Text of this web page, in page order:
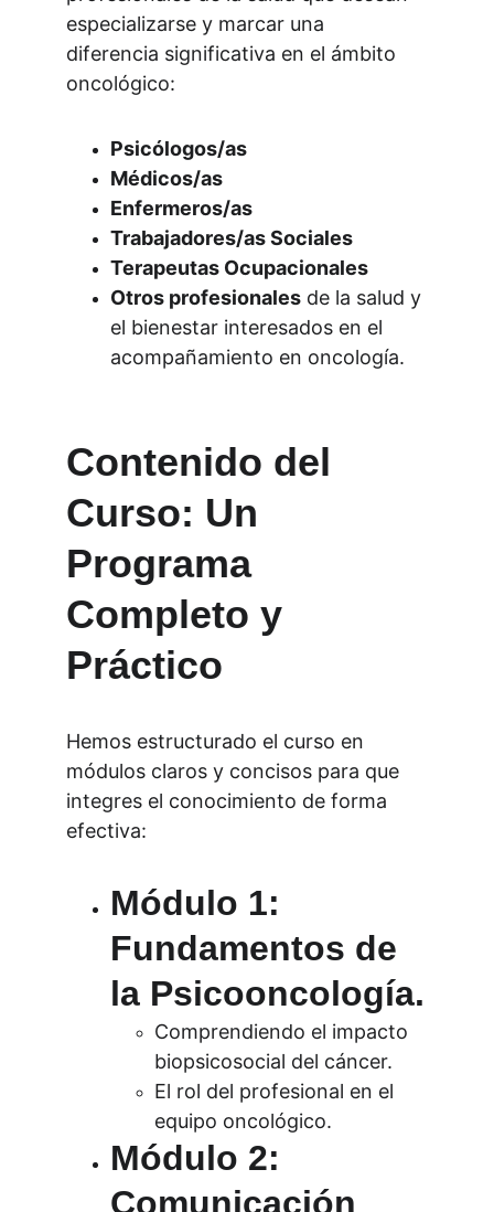
especializarse y marcar una
diferencia significativa en el ámbito
oncológico:
Psicólogos/as
Médicos/as
Enfermeros/as
Trabajadores/as Sociales
Terapeutas Ocupacionales
Otros profesionales de la salud y
el bienestar interesados en el
acompañamiento en oncología.
Contenido del
Curso: Un
Programa
Completo y
Práctico
Hemos estructurado el curso en
módulos claros y concisos para que
integres el conocimiento de forma
efectiva:
Módulo 1:
Fundamentos de
la Psicooncología.
Comprendiendo el impacto
biopsicosocial del cáncer.
El rol del profesional en el
equipo oncológico.
Módulo 2:
Comunicación